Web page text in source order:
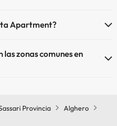
Apartment?
zonas comunes en
Provincia
Alghero